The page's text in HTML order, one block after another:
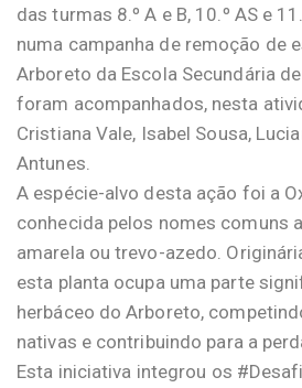
das turmas 8.º A e B, 10.º AS e
numa campanha de remoção de
Arboreto da Escola Secundária
foram acompanhados, nesta
Cristiana Vale, Isabel Sousa,
Antunes.
A espécie-alvo desta ação foi a
conhecida pelos nomes comuns
amarela ou trevo-azedo.
esta planta ocupa uma parte
herbáceo do Arboreto,
nativas e contribuindo para a
Esta iniciativa integrou os